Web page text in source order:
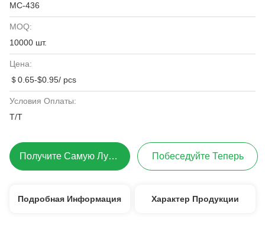
МС-436
MOQ:
10000 шт.
Цена:
＄0.65-$0.95/ pcs
Условия Оплаты:
Т/Т
Получите Самую Лучшую Цену Побеседуйте Теперь
Подробная Информация Характер Продукции